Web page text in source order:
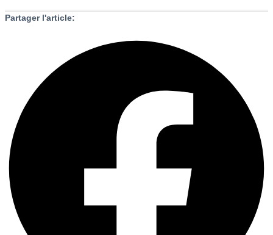
Partager l'article: